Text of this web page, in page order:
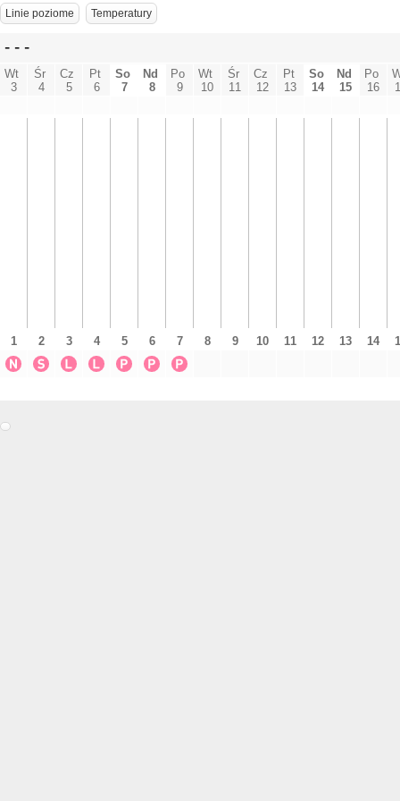
Linie poziome Temperatury
- - -
Wt
3
1
Śr
4
2
Cz
5
3
Pt
6
4
So
7
5
Nd
8
6
Po
9
7
Wt
10
8
Śr
11
9
Cz
12
10
Pt
13
11
So
14
12
Nd
15
13
Po
16
14